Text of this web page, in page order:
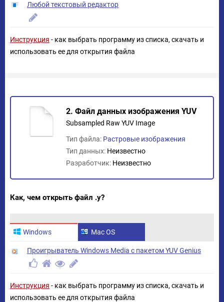
Любой текстовый редактор
Инструкция - как выбрать программу из списка, скачать и
использовать ее для открытия файла
2. Файл данных изображения YUV
Subsampled Raw YUV Image
Тип файла: Растровые изображения
Тип данных: Неизвестно
Разработчик: Неизвестно
Как, чем открыть файл .y?
Windows Mac OS
Проигрыватель Windows Media с пакетом YUV Genius
Инструкция - как выбрать программу из списка, скачать и
использовать ее для открытия файла